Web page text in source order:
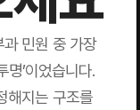
민원 중 가장
명’이었습니다.
해지는 구조를